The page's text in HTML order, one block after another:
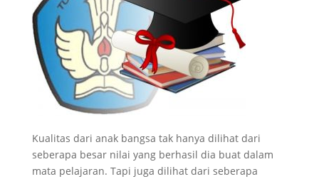
Kualitas dari anak bangsa tak hanya dilihat dari
seberapa besar nilai yang berhasil dia buat dalam
mata pelajaran. Tapi juga dilihat dari seberapa